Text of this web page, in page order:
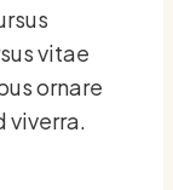
vitae
ornare
viverra.